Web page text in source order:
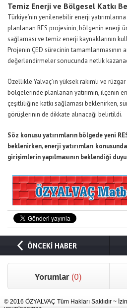
Temiz Enerji ve Bölgesel Katkı
Türkiye’nin yenilenebilir enerji
planlanan RES projesinin, bölgenin enerji
sağlaması ve temiz enerji kaynaklarının
Projenin ÇED sürecinin tamamlanmasının
değerlendirmeler sonucunda netlik
Özellikle Yalvaç’ın yüksek rakımlı ve
bölgelerinde planlanan yatırımın, ilçenin
çeşitliliğine katkı sağlaması beklenirken,
görüşlerinin de dikkate alınacağı belirtildi.
Söz konusu yatırımların bölgede yeni
beklenirken, enerji yatırımları
girişimlerin yapılmasının beklendiği
ÖNCEKİ HABER
Yorumlar (0)
© 2016 ÖZYALVAÇ Tüm Hakları Saklıdır ~